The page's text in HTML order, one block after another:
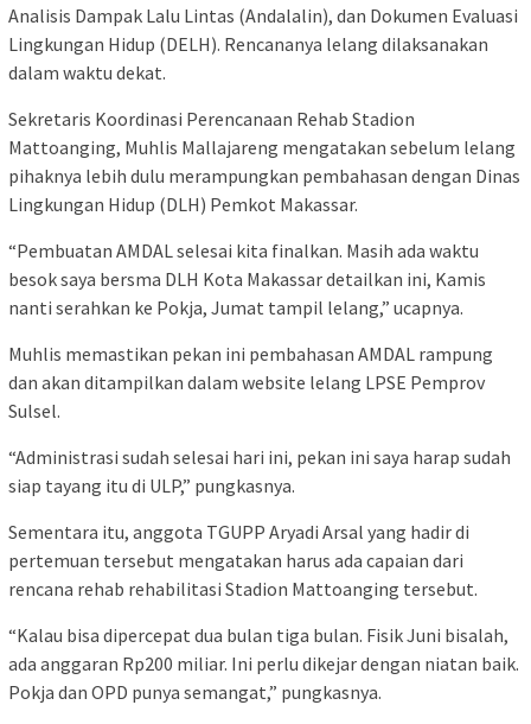
Analisis Dampak Lalu Lintas (Andalalin), dan Dokumen Evaluasi
Lingkungan Hidup (DELH). Rencananya lelang dilaksanakan
dalam waktu dekat.
Sekretaris Koordinasi Perencanaan Rehab Stadion
Mattoanging, Muhlis Mallajareng mengatakan sebelum lelang
pihaknya lebih dulu merampungkan pembahasan dengan Dinas
Lingkungan Hidup (DLH) Pemkot Makassar.
“Pembuatan AMDAL selesai kita finalkan. Masih ada waktu
besok saya bersma DLH Kota Makassar detailkan ini, Kamis
nanti serahkan ke Pokja, Jumat tampil lelang,” ucapnya.
Muhlis memastikan pekan ini pembahasan AMDAL rampung
dan akan ditampilkan dalam website lelang LPSE Pemprov
Sulsel.
“Administrasi sudah selesai hari ini, pekan ini saya harap sudah
siap tayang itu di ULP,” pungkasnya.
Sementara itu, anggota TGUPP Aryadi Arsal yang hadir di
pertemuan tersebut mengatakan harus ada capaian dari
rencana rehab rehabilitasi Stadion Mattoanging tersebut.
“Kalau bisa dipercepat dua bulan tiga bulan. Fisik Juni bisalah,
ada anggaran Rp200 miliar. Ini perlu dikejar dengan niatan baik.
Pokja dan OPD punya semangat,” pungkasnya.